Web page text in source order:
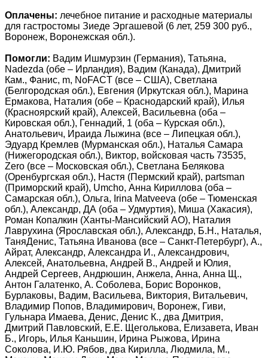
Оплачены: лечебное питание и расходные материалы
для гастростомы Зиеде Эргашевой (6 лет, 259 300 руб.,
Воронеж, Воронежская обл.).
Помогли: Вадим Ишмурзин (Германия), Татьяна,
Nadezda (обе – Ирландия), Вадим (Канада), Дмитрий
Кам., Фанис, m, NoFACT (все – США), Светлана
(Белгородская обл.), Евгения (Иркутская обл.), Марина
Ермакова, Наталия (обе – Краснодарский край), Илья
(Красноярский край), Алексей, Васильевна (оба –
Кировская обл.), Геннадий, 1 (оба – Курская обл.),
Анатольевич, Ираида Лыжина (все – Липецкая обл.),
Эдуард Кремлев (Мурманская обл.), Наталья Самара
(Нижегородская обл.), Виктор, войсковая часть 73535,
Zero (все – Московская обл.), Светлана Белякова
(Оренбургская обл.), Настя (Пермский край), partsman
(Приморский край), Umcho, Анна Кириллова (оба –
Самарская обл.), Ольга, Irina Matveeva (обе – Тюменская
обл.), Александр, ДА (оба – Удмуртия), Миша (Хакасия),
Роман Копалкин (Ханты-Мансийский АО), Наталия
Лаврухина (Ярославская обл.), Александр, Б.Н., Наталья,
ТаняДенис, Татьяна Иванова (все – Санкт-Петербург), А.,
Айрат, Александр, Александра И., Александрович,
Алексей, Анатольевна, Андрей В., Андрей и Юлия,
Андрей Сергеев, Андрюшин, Анжела, Анна, Анна Щ.,
Антон Галатенко, А. Соболева, Борис Воронков,
Бурлаковы, Вадим, Васильева, Виктория, Витальевич,
Владимир Попов, Владимирович, Воронеж, Гиви,
Гульнара Имаева, Денис, Денис К., два Дмитрия,
Дмитрий Павловский, Е.Е. Щеголькова, Елизавета, Иван
Б., Игорь, Илья Каньшин, Ирина Рыжова, Ирина
Соколова, И.Ю. Рябов, два Кирилла, Людмила, М.,